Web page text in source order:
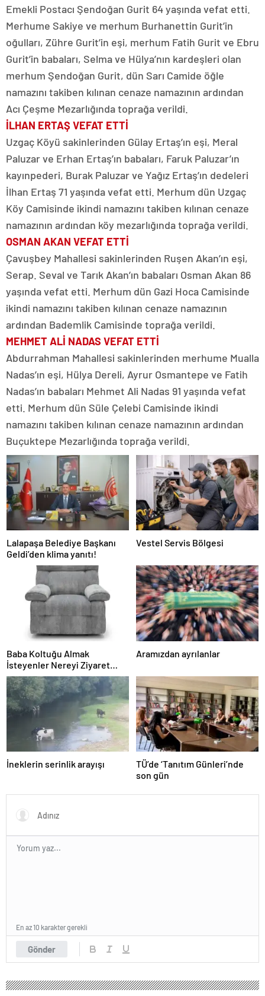
Emekli Postacı Şendoğan Gurit 64 yaşında vefat etti.
Merhume Sakiye ve merhum Burhanettin Gurit’in
oğulları, Zühre Gurit’in eşi, merhum Fatih Gurit ve Ebru
Gurit’in babaları, Selma ve Hülya’nın kardeşleri olan
merhum Şendoğan Gurit, dün Sarı Camide öğle
namazını takiben kılınan cenaze namazının ardından
Acı Çeşme Mezarlığında toprağa verildi.
İLHAN ERTAŞ VEFAT ETTİ
Uzgaç Köyü sakinlerinden Gülay Ertaş’ın eşi, Meral
Paluzar ve Erhan Ertaş’ın babaları, Faruk Paluzar’ın
kayınpederi, Burak Paluzar ve Yağız Ertaş’ın dedeleri
İlhan Ertaş 71 yaşında vefat etti. Merhum dün Uzgaç
Köy Camisinde ikindi namazını takiben kılınan cenaze
namazının ardından köy mezarlığında toprağa verildi.
OSMAN AKAN VEFAT ETTİ
Çavuşbey Mahallesi sakinlerinden Ruşen Akan’ın eşi,
Serap. Seval ve Tarık Akan’ın babaları Osman Akan 86
yaşında vefat etti. Merhum dün Gazi Hoca Camisinde
ikindi namazını takiben kılınan cenaze namazının
ardından Bademlik Camisinde toprağa verildi.
MEHMET ALİ NADAS VEFAT ETTİ
Abdurrahman Mahallesi sakinlerinden merhume Mualla
Nadas’ın eşi, Hülya Dereli, Ayrur Osmantepe ve Fatih
Nadas’ın babaları Mehmet Ali Nadas 91 yaşında vefat
etti. Merhum dün Süle Çelebi Camisinde ikindi
namazını takiben kılınan cenaze namazının ardından
Buçuktepe Mezarlığında toprağa verildi.
Lalapaşa Belediye Başkanı
Geldi’den klima yanıtı!
Vestel Servis Bölgesi
Baba Koltuğu Almak
İsteyenler Nereyi Ziyaret
Edebilir?
Aramızdan ayrılanlar
İneklerin serinlik arayışı
TÜ’de ‘Tanıtım Günleri’nde
son gün
Gönder
En az 10 karakter gerekli